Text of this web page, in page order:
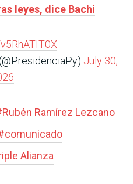
leyes, dice Bachi
July 30,
Rubén Ramírez Lezcano
comunicado
Alianza